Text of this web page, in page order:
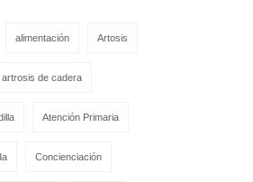
alimentación Artosis
artrosis de cadera
Atención Primaria
Concienciación